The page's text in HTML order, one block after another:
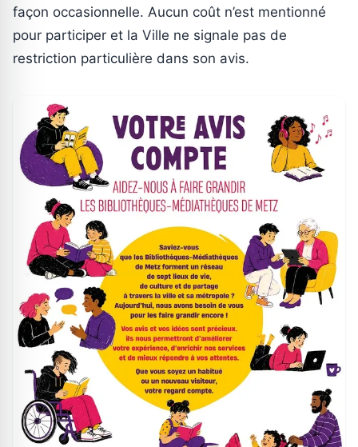
façon occasionnelle. Aucun coût n’est mentionné
pour participer et la Ville ne signale pas de
restriction particulière dans son avis.